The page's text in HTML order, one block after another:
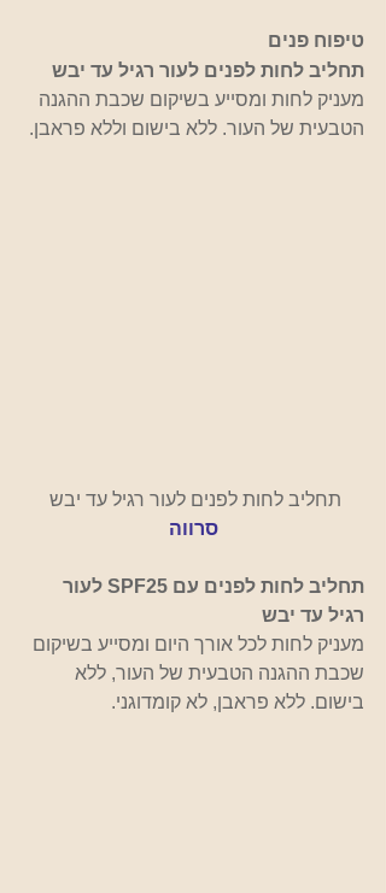
טיפוח פנים
תחליב לחות לפנים לעור רגיל עד יבש
מעניק לחות ומסייע בשיקום שכבת ההגנה
הטבעית של העור. ללא בישום וללא פראבן.
תחליב לחות לפנים לעור רגיל עד יבש
סרווה
תחליב לחות לפנים עם SPF25 לעור
רגיל עד יבש
מעניק לחות לכל אורך היום ומסייע בשיקום
שכבת ההגנה הטבעית של העור, ללא
בישום. ללא פראבן, לא קומדוגני.